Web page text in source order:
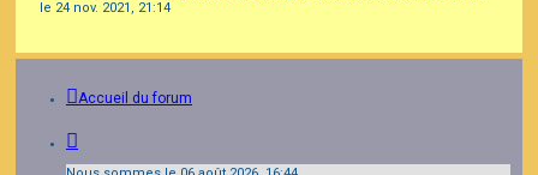
le 24 nov. 2021, 21:14
Accueil du forum